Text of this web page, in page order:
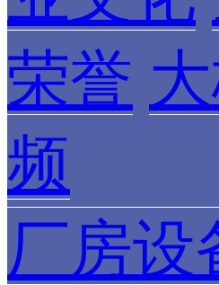
荣誉
频
厂房设